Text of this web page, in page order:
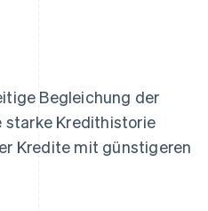
Begleichung der
starke Kredithistorie
Kredite mit günstigeren